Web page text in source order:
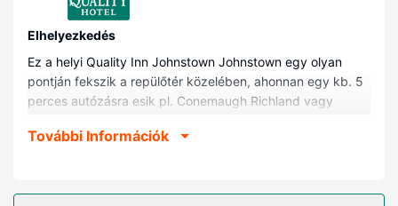
Elhelyezkedés
Ez a helyi Quality Inn Johnstown Johnstown egy olyan
pontján fekszik a repülőtér közelében, ahonnan egy kb. 5
perces autózásra esik pl. Conemaugh Richland vagy
található A Pittsburgh-i Egyetem johnstowni kampusza, ill.
További Információk